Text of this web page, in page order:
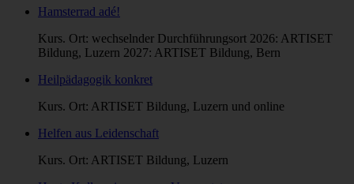
Hamsterrad adé!
Kurs. Ort: wechselnder Durchführungsort 2026: ARTISET
Bildung, Luzern 2027: ARTISET Bildung, Bern
Heilpädagogik konkret
Kurs. Ort: ARTISET Bildung, Luzern und online
Helfen aus Leidenschaft
Kurs. Ort: ARTISET Bildung, Luzern